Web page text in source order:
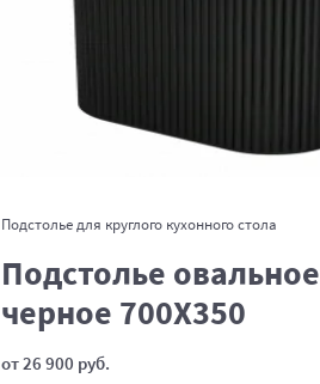
В корзину
Подстолье для круглого кухонного стола
Подстолье овальное
черное 700Х350
от 26 900 руб.